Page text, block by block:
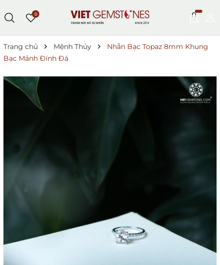
0
Trang chủ Mệnh Thủy
Nhẫn Bạc Topaz 8mm Khung
Bạc Mảnh Đính Đá